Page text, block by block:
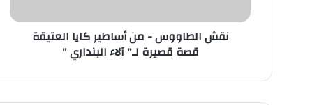
قصيرة
"
نقش الطاووس - من أساطير كايا العتيقة
قصة قصيرة لـ" آلاء البنداري "